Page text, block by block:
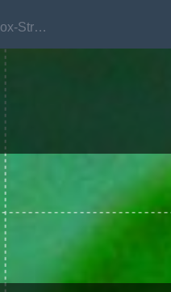
Comox-Strathcona
Comox-Strathcona